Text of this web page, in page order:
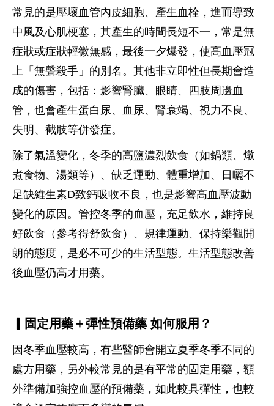
常見的是壓壞血管內皮細胞、產生血栓，進而導致
中風及心肌梗塞，其產生的時間長短不一，常是無
症狀或症狀輕微無感，最後一夕爆發，使高血壓冠
上「無聲殺手」的別名。其他非立即性但長期會造
成的傷害，包括：影響腎臟、眼睛、四肢周邊血
管，也會產生蛋白尿、血尿、腎衰竭、視力不良、
失明、截肢等併發症。
除了氣溫變化，冬季的高鹽濃烈飲食（如鍋類、燉
煮食物、湯類等）、缺乏運動、體重增加、日曬不
足缺維生素D致鈣吸收不良，也是影響高血壓波動
變化的原因。管控冬季的血壓，充足飲水，維持良
好飲食（參考得舒飲食）、規律運動、保持樂觀開
朗的態度，是必不可少的生活型態。生活型態改善
後血壓仍高才用藥。
▎固定用藥＋彈性預備藥 如何服用？
因冬季血壓較高，有些醫師會開立夏季冬季不同的
處方用藥，另外較常見的是有平常的固定用藥，額
外準備加強控血壓的預備藥，如此較具彈性，也較